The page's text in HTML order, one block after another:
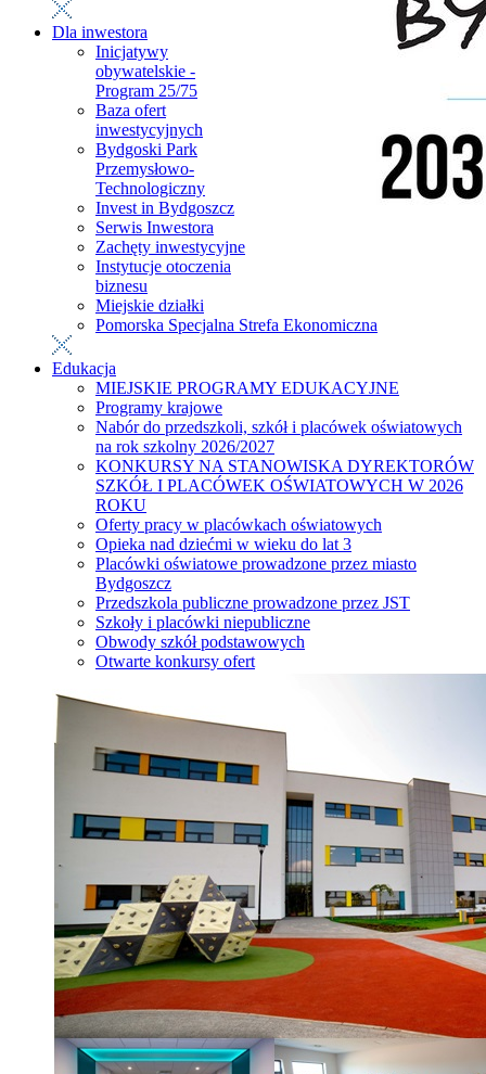
Dla inwestora
Inicjatywy
obywatelskie -
Program 25/75
Baza ofert
inwestycyjnych
Bydgoski Park
Przemysłowo-
Technologiczny
Invest in Bydgoszcz
Serwis Inwestora
Zachęty inwestycyjne
Instytucje otoczenia
biznesu
Miejskie działki
Pomorska Specjalna Strefa Ekonomiczna
Edukacja
MIEJSKIE PROGRAMY EDUKACYJNE
Programy krajowe
Nabór do przedszkoli, szkół i placówek oświatowych
na rok szkolny 2026/2027
KONKURSY NA STANOWISKA DYREKTORÓW
SZKÓŁ I PLACÓWEK OŚWIATOWYCH W 2026
ROKU
Oferty pracy w placówkach oświatowych
Opieka nad dziećmi w wieku do lat 3
Placówki oświatowe prowadzone przez miasto
Bydgoszcz
Przedszkola publiczne prowadzone przez JST
Szkoły i placówki niepubliczne
Obwody szkół podstawowych
Otwarte konkursy ofert